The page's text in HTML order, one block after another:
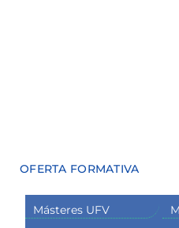
OFERTA FORMATIVA
Másteres UFV